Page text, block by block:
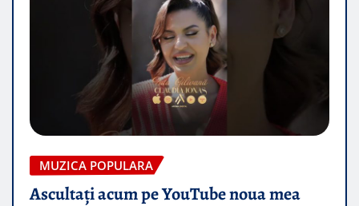
MUZICA POPULARA
Ascultați acum pe YouTube noua mea